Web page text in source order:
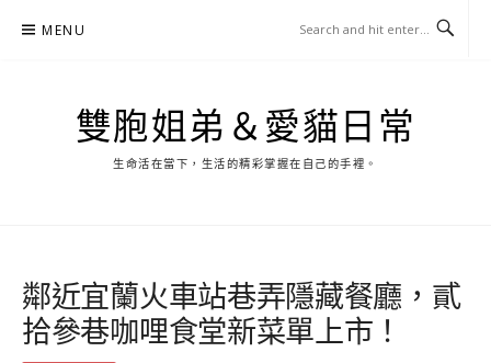
MENU
雙胞姐弟＆愛貓日常
生命活在當下，生活的精彩掌握在自己的手裡。
鄰近宜蘭火車站巷弄隱藏餐廳，貳
拾參巷咖哩食堂新菜單上市！